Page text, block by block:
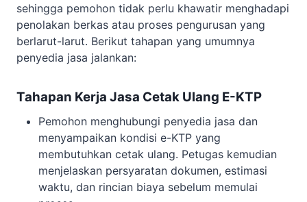
sehingga pemohon tidak perlu khawatir menghadapi
penolakan berkas atau proses pengurusan yang
berlarut-larut. Berikut tahapan yang umumnya
penyedia jasa jalankan:
Tahapan Kerja Jasa Cetak Ulang E-KTP
Pemohon menghubungi penyedia jasa dan
menyampaikan kondisi e-KTP yang
membutuhkan cetak ulang. Petugas kemudian
menjelaskan persyaratan dokumen, estimasi
waktu, dan rincian biaya sebelum memulai